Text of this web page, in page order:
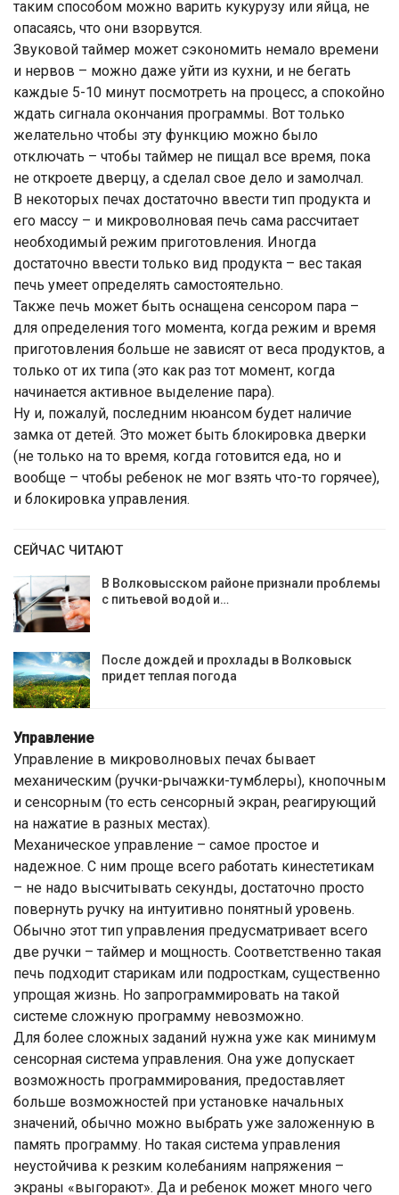
таким способом можно варить кукурузу или яйца, не
опасаясь, что они взорвутся.
Звуковой таймер может сэкономить немало времени
и нервов – можно даже уйти из кухни, и не бегать
каждые 5-10 минут посмотреть на процесс, а спокойно
ждать сигнала окончания программы. Вот только
желательно чтобы эту функцию можно было
отключать – чтобы таймер не пищал все время, пока
не откроете дверцу, а сделал свое дело и замолчал.
В некоторых печах достаточно ввести тип продукта и
его массу – и микроволновая печь сама рассчитает
необходимый режим приготовления. Иногда
достаточно ввести только вид продукта – вес такая
печь умеет определять самостоятельно.
Также печь может быть оснащена сенсором пара –
для определения того момента, когда режим и время
приготовления больше не зависят от веса продуктов, а
только от их типа (это как раз тот момент, когда
начинается активное выделение пара).
Ну и, пожалуй, последним нюансом будет наличие
замка от детей. Это может быть блокировка дверки
(не только на то время, когда готовится еда, но и
вообще – чтобы ребенок не мог взять что-то горячее),
и блокировка управления.
СЕЙЧАС ЧИТАЮТ
В Волковысском районе признали проблемы
с питьевой водой и…
После дождей и прохлады в Волковыск
придет теплая погода
Управление
Управление в микроволновых печах бывает
механическим (ручки-рычажки-тумблеры), кнопочным
и сенсорным (то есть сенсорный экран, реагирующий
на нажатие в разных местах).
Механическое управление – самое простое и
надежное. С ним проще всего работать кинестетикам
– не надо высчитывать секунды, достаточно просто
повернуть ручку на интуитивно понятный уровень.
Обычно этот тип управления предусматривает всего
две ручки – таймер и мощность. Соответственно такая
печь подходит старикам или подросткам, существенно
упрощая жизнь. Но запрограммировать на такой
системе сложную программу невозможно.
Для более сложных заданий нужна уже как минимум
сенсорная система управления. Она уже допускает
возможность программирования, предоставляет
больше возможностей при установке начальных
значений, обычно можно выбрать уже заложенную в
память программу. Но такая система управления
неустойчива к резким колебаниям напряжения –
экраны «выгорают». Да и ребенок может много чего